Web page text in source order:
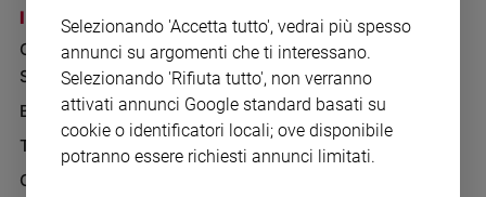
Società
e
valori
Ambiente
Creato
Volontariato
I SITI SAN PAOLO
GRUPPO EDITORIALE
SAN PAOLO
BENESSERE
TELENOVA
GAZZETTA D'ALBA
NOTE LEGALI
PRIVACY POLICY
INFORMATIVA
WHISTLEBLOWING
SOCIAL
Selezionando 'Accetta tutto', vedrai più spesso
annunci su argomenti che ti interessano.
Selezionando 'Rifiuta tutto', non verranno
attivati annunci Google standard basati su
cookie o identificatori locali; ove disponibile
potranno essere richiesti annunci limitati.